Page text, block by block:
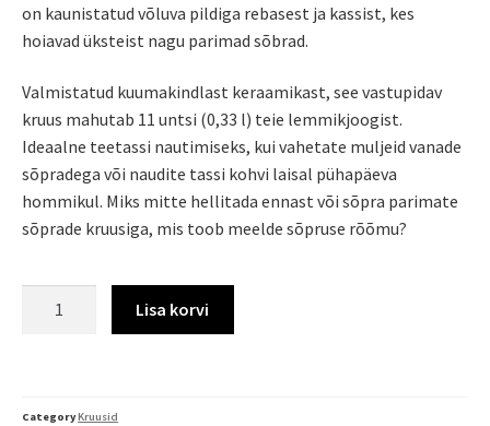
on kaunistatud võluva pildiga rebasest ja kassist, kes
hoiavad üksteist nagu parimad sõbrad.
Valmistatud kuumakindlast keraamikast, see vastupidav
kruus mahutab 11 untsi (0,33 l) teie lemmikjoogist.
Ideaalne teetassi nautimiseks, kui vahetate muljeid vanade
sõpradega või naudite tassi kohvi laisal pühapäeva
hommikul. Miks mitte hellitada ennast või sõpra parimate
sõprade kruusiga, mis toob meelde sõpruse rõõmu?
Lisa korvi
CategoryKruusid